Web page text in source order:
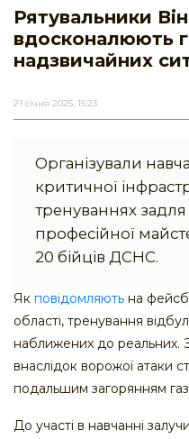
Рятувальники
вдосконалюють
надзвичайних
21 січня 2025, 15:23
Організували
критичної
тренуваннях
професійної
20 бійців ДСНС.
Як повідомляють на
області, тренування
наближених до реальних.
внаслідок ворожої атаки
подальшим загорянням
До участі в навчанні